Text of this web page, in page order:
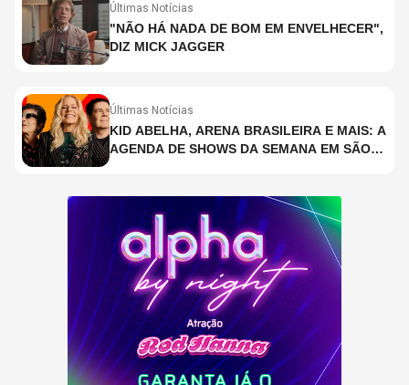
Últimas Notícias
"NÃO HÁ NADA DE BOM EM ENVELHECER",
DIZ MICK JAGGER
Últimas Notícias
KID ABELHA, ARENA BRASILEIRA E MAIS: A
AGENDA DE SHOWS DA SEMANA EM SÃO